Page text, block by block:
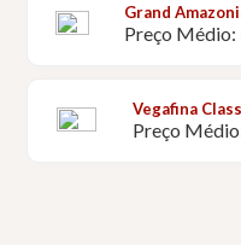
Grand
Preço Médio:
Vegafina
Preço